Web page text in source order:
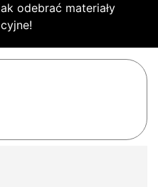
odebrać materiały